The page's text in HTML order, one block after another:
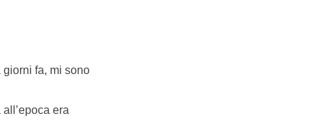
giorni fa, mi sono
era